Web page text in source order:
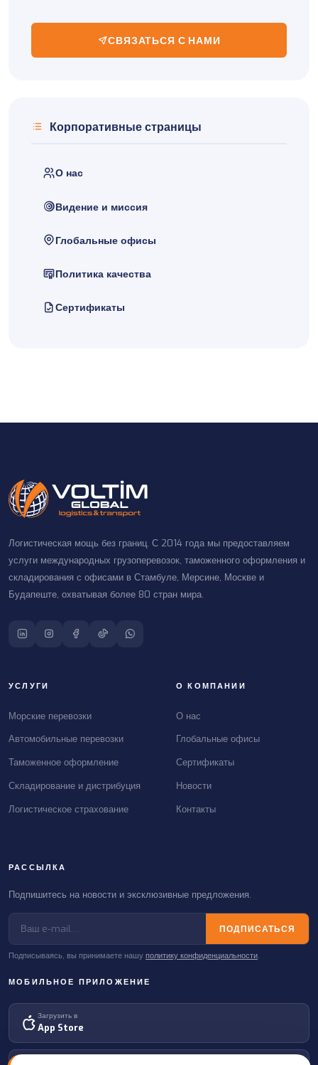
СВЯЗАТЬСЯ С НАМИ
Корпоративные страницы
О нас
Видение и миссия
Глобальные офисы
Политика качества
Сертификаты
Логистическая мощь без границ. С 2014 года мы предоставляем
услуги международных грузоперевозок, таможенного оформления и
складирования с офисами в Стамбуле, Мерсине, Москве и
Будапеште, охватывая более 80 стран мира.
УСЛУГИ
Морские перевозки
Автомобильные перевозки
Таможенное оформление
Складирование и дистрибуция
Логистическое страхование
О КОМПАНИИ
О нас
Глобальные офисы
Сертификаты
Новости
Контакты
РАССЫЛКА
Подпишитесь на новости и эксклюзивные предложения.
ПОДПИСАТЬСЯ
Подписываясь, вы принимаете нашу политику конфиденциальности.
МОБИЛЬНОЕ ПРИЛОЖЕНИЕ
Загрузить в
App Store